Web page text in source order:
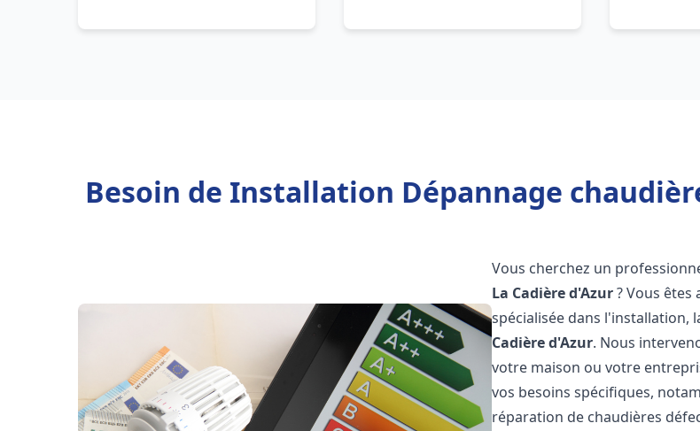
Besoin de Installation Dépannage
Vous cherchez un
La Cadière d'Azur? Vous
spécialisée dans l'installation,
Cadière d'Azur. Nous
votre maison ou votre
vos besoins spécifiques,
réparation de chaudières